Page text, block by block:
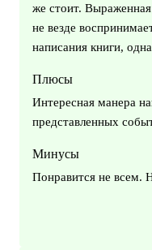
же стоит.
не везде
написания книги,
Плюсы
Интересная манера
представленных
Минусы
Понравится не всем.